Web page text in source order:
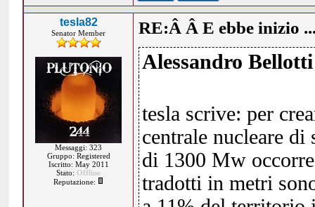
tesla82
Senator Member
Messaggi: 323
Gruppo: Registered
Iscritto: May 2011
Stato: Offline
Reputazione:
RE:Â Â E ebbe inizio
Alessandro
tesla scrive: per
centrale nucleare di
di 1300 Mw
tradotti in metri